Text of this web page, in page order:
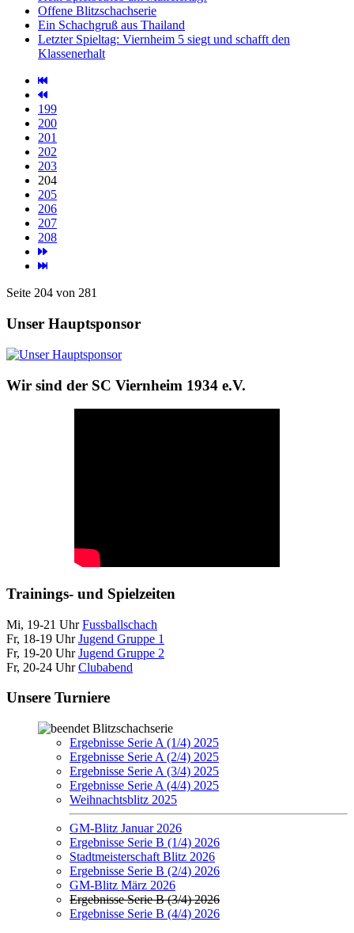
Offene Blitzschachserie
Ein Schachgruß aus Thailand
Letzter Spieltag: Viernheim 5 siegt und schafft den
Klassenerhalt
199
200
201
202
203
204
205
206
207
208
Seite 204 von 281
Unser Hauptsponsor
Wir sind der SC Viernheim 1934 e.V.
Trainings- und Spielzeiten
Mi, 19-21 UhrFussballschach
Fr, 18-19 UhrJugend Gruppe 1
Fr, 19-20 UhrJugend Gruppe 2
Fr, 20-24 UhrClubabend
Unsere Turniere
Blitzschachserie
Ergebnisse Serie A (1/4) 2025
Ergebnisse Serie A (2/4) 2025
Ergebnisse Serie A (3/4) 2025
Ergebnisse Serie A (4/4) 2025
Weihnachtsblitz 2025
GM-Blitz Januar 2026
Ergebnisse Serie B (1/4) 2026
Stadtmeisterschaft Blitz 2026
Ergebnisse Serie B (2/4) 2026
GM-Blitz März 2026
Ergebnisse Serie B (3/4) 2026
Ergebnisse Serie B (4/4) 2026